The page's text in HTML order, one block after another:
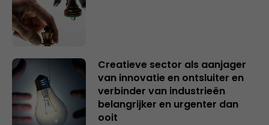
Creatieve sector als aanjager
van innovatie en ontsluiter en
verbinder van industrieën
belangrijker en urgenter dan
ooit